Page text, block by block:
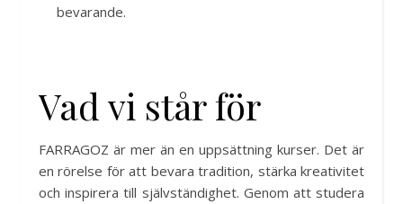
bevarande.
Vad vi står för
FARRAGOZ är mer än en uppsättning kurser. Det är
en rörelse för att bevara tradition, stärka kreativitet
och inspirera till självständighet. Genom att studera